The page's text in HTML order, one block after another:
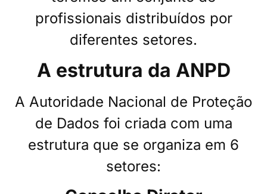
profissionais distribuídos por
diferentes setores.
A estrutura da ANPD
A Autoridade Nacional de Proteção
de Dados foi criada com uma
estrutura que se organiza em 6
setores: